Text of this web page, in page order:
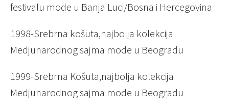
festivalu mode u Banja Luci/Bosna i Hercegovina
1998-Srebrna košuta,najbolja kolekcija
Medjunarodnog sajma mode u Beogradu
1999-Srebrna Košuta,najbolja kolekcija
Medjunarodnog sajma mode u Beogradu